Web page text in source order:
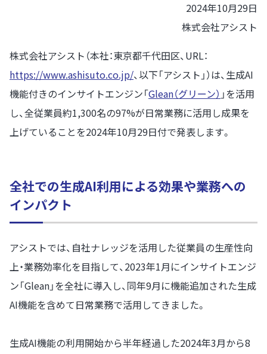
2024年10月29日
株式会社アシスト
株式会社アシスト（本社：東京都千代田区、URL：
https://www.ashisuto.co.jp/、以下「アシスト」）は、生成AI
機能付きのインサイトエンジン「Glean（グリーン） 」を活用
し、全従業員約1,300名の97%が日常業務に活用し成果を
上げていることを2024年10月29日付で発表します。
全社での生成AI利用による効果や業務への
インパクト
アシストでは、自社ナレッジを活用した従業員の生産性向
上・業務効率化を目指して、2023年1月にインサイトエンジ
ン「Glean」を全社に導入し、同年9月に機能追加された生成
AI機能を含めて日常業務で活用してきました。
生成AI機能の利用開始から半年経過した2024年3月から8